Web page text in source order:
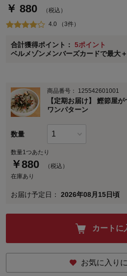
￥ 880 （税込）
4.0 （3件）
合計獲得ポイント： 5ポイント
ベルメゾンメンバーズカードで最大
通常商品送料無料 返品引取無料（
即時入会なら更に500円OFFクーポン
※メンバーズカードの加算ポイントはステ
に対して適用されます。
商品番号： 125542601001
【定期お届け】 鰹節屋
ワンパターン
数量
数量1つあたり
￥880
（税込）
在庫あり
お届け予定日： 2026年08月15日頃
カートに
お気に入り